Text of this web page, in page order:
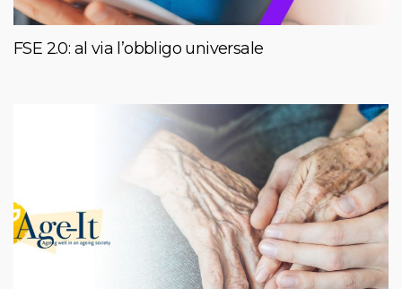
FSE 2.0: al via l’obbligo universale